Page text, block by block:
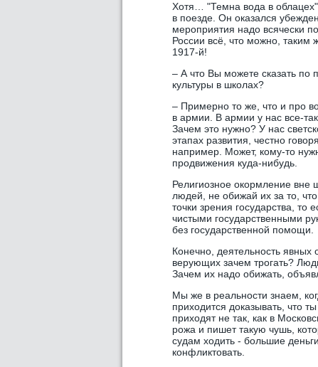
Хотя… "Темна вода в
в поезде. Он оказался
мероприятия надо всячески
России всё, что можно, таким
1917-й!
– А что Вы можете сказать по
культуры в школах?
– Примерно то же, что и про
в армии. В армии у нас все-
Зачем это нужно? У нас
этапах развития, честно
например. Может, кому-то
продвижения куда-нибудь.
Религиозное окормление вне
людей, не обижай их за то,
точки зрения государства,
чистыми государственными
без государственной помощи.
Конечно, деятельность явных
верующих зачем трогать?
Зачем их надо обижать,
Мы же в реальности знаем,
приходится доказывать, что
приходят не так, как в
рожа и пишет такую чушь,
судам ходить - большие
конфликтовать.